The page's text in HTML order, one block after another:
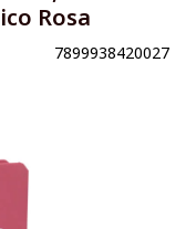
Rosa
7899938420027